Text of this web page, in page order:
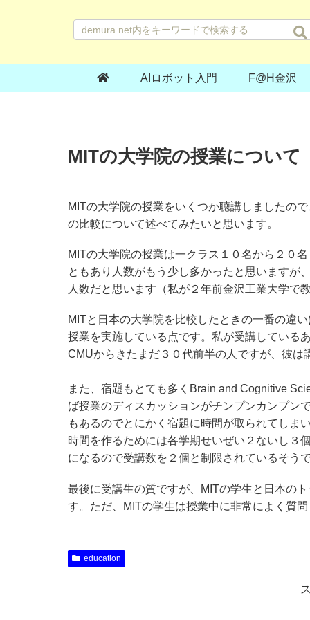
AIロボット入門 F@H金沢
MITの大学院の授業について
MITの大学院の授業をいくつか聴講しましたの
の比較について述べてみたいと思います。
MITの大学院の授業は一クラス１０名から２０
ともあり人数がもう少し多かったと思いますが
人数だと思います（私が２年前金沢工業大学で
MITと日本の大学院を比較したときの一番の違
授業を実施している点です。私が受講している
CMUからきたまだ３０代前半の人ですが、彼は
また、宿題もとても多くBrain and Cognitive
ば授業のディスカッションがチンプンカンプン
もあるのでとにかく宿題に時間が取られてしま
時間を作るためには各学期せいぜい２ないし３
になるので受講数を２個と制限されているそうで
最後に受講生の質ですが、MITの学生と日本の
す。ただ、MITの学生は授業中に非常によく質問
education